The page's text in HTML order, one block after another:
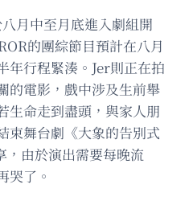
月中至月底進入劇組開
的團綜節目預計在八月
年行程緊湊。Jer則正在拍
的電影，戲中涉及生前舉
生命走到盡頭，與家人朋
束舞台劇《大象的告別式
由於演出需要每晚流
哭了。